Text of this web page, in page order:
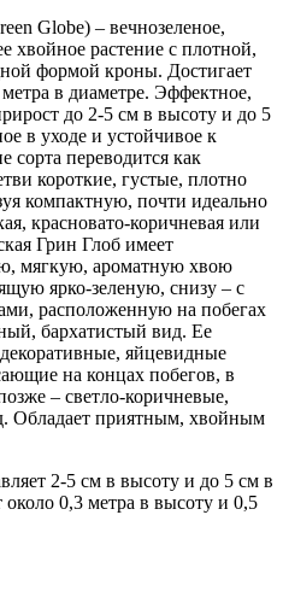
Globe) – вечнозеленое,
хвойное растение с плотной,
формой кроны. Достигает
в диаметре. Эффектное,
до 2-5 см в высоту и до 5
в уходе и устойчивое к
сорта переводится как
короткие, густые, плотно
компактную, почти идеально
красновато-коричневая или
Грин Глоб имеет
мягкую, ароматную хвою
ярко-зеленую, снизу – с
расположенную на побегах
бархатистый вид. Ее
яйцевидные
на концах побегов, в
– светло-коричневые,
Обладает приятным, хвойным
2-5 см в высоту и до 5 см в
0,3 метра в высоту и 0,5